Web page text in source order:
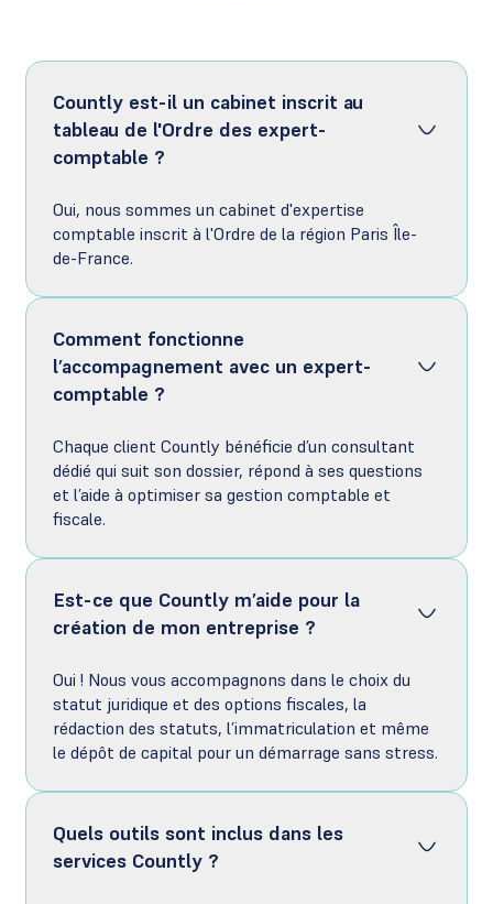
Countly est-il un cabinet inscrit au
tableau de l'Ordre des expert-
comptable ?
Oui, nous sommes un cabinet d'expertise
comptable inscrit à l'Ordre de la région Paris Île-
de-France.
Comment fonctionne
l’accompagnement avec un expert-
comptable ?
Chaque client Countly bénéficie d’un consultant
dédié qui suit son dossier, répond à ses questions
et l’aide à optimiser sa gestion comptable et
fiscale.
Est-ce que Countly m’aide pour la
création de mon entreprise ?
Oui ! Nous vous accompagnons dans le choix du
statut juridique et des options fiscales, la
rédaction des statuts, l’immatriculation et même
le dépôt de capital pour un démarrage sans stress.
Quels outils sont inclus dans les
services Countly ?